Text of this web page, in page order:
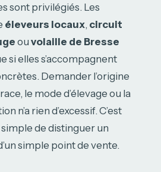
sont privilégiés. Les
éleveurs locaux, circuit
ou volaille de Bresse
si elles s’accompagnent
Demander l’origine
le mode d’élevage ou la
n’a rien d’excessif. C’est
de distinguer un
simple point de vente.